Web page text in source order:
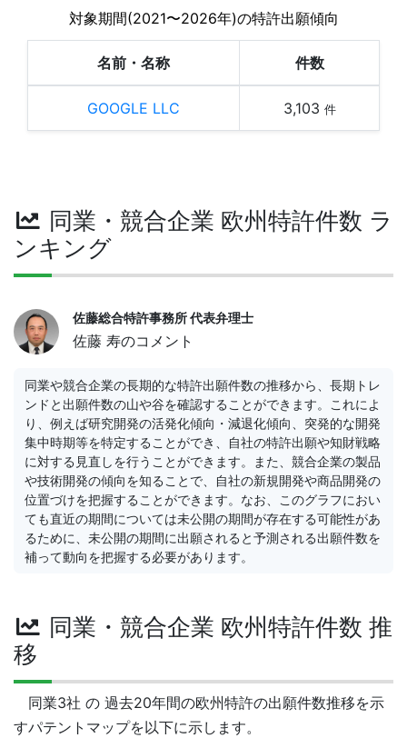
対象期間(2021〜2026年)の特許出願傾向
名前・名称 件数
GOOGLE LLC 3,103 件
同業・競合企業 欧州特許件数 ラ
ンキング
佐藤総合特許事務所 代表弁理士
佐藤 寿のコメント
同業や競合企業の長期的な特許出願件数の推移から、長期トレ
ンドと出願件数の山や谷を確認することができます。これによ
り、例えば研究開発の活発化傾向・減退化傾向、突発的な開発
集中時期等を特定することができ、自社の特許出願や知財戦略
に対する見直しを行うことができます。また、競合企業の製品
や技術開発の傾向を知ることで、自社の新規開発や商品開発の
位置づけを把握することができます。なお、このグラフにおい
ても直近の期間については未公開の期間が存在する可能性があ
るために、未公開の期間に出願されると予測される出願件数を
補って動向を把握する必要があります。
同業・競合企業 欧州特許件数 推
移
同業3社 の 過去20年間の欧州特許の出願件数推移を示
すパテントマップを以下に示します。